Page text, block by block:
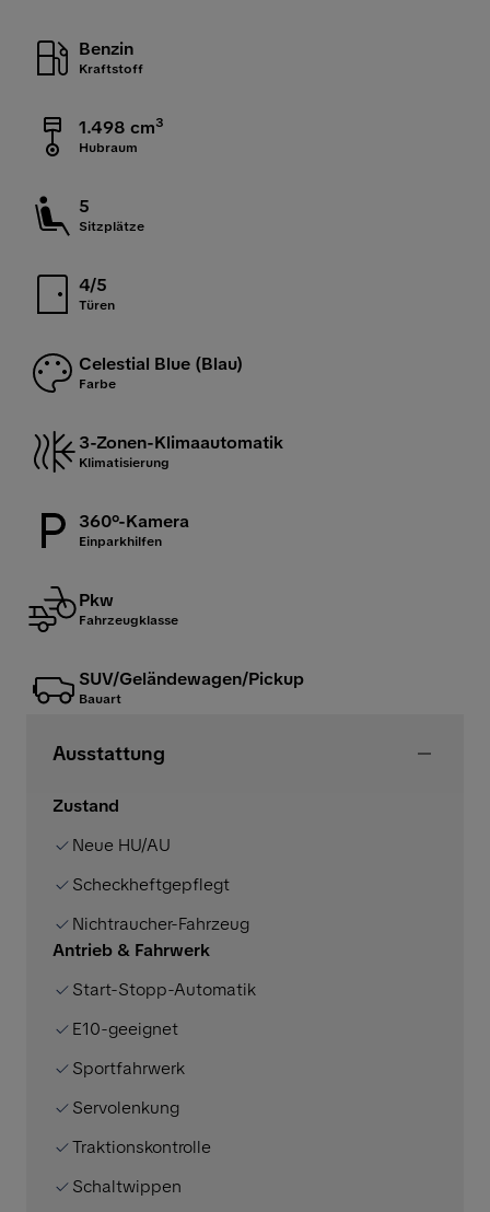
Benzin
Kraftstoff
1.498 cm3
Hubraum
5
Sitzplätze
4/5
Türen
Celestial Blue (Blau)
Farbe
3-Zonen-Klimaautomatik
Klimatisierung
360°-Kamera
Einparkhilfen
Pkw
Fahrzeugklasse
SUV/Geländewagen/Pickup
Bauart
Ausstattung
Zustand
Neue HU/AU
Scheckheftgepflegt
Nichtraucher-Fahrzeug
Antrieb & Fahrwerk
Start-Stopp-Automatik
E10-geeignet
Sportfahrwerk
Servolenkung
Traktionskontrolle
Schaltwippen